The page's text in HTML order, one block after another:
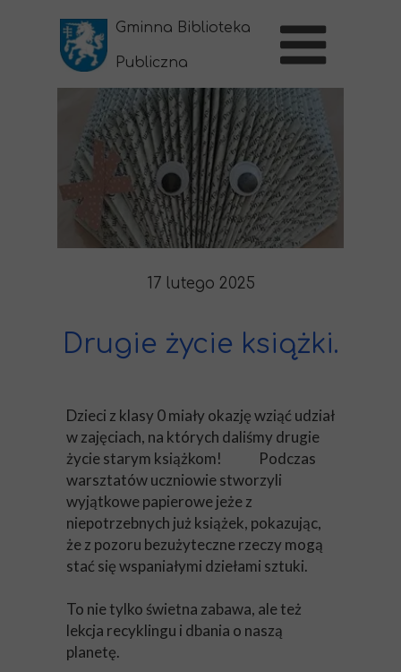
17 lutego 2025
Drugie życie książki.
Dzieci z klasy 0 miały okazję wziąć udział
w zajęciach, na których daliśmy drugie
życie starym książkom!
Podczas
warsztatów uczniowie stworzyli
wyjątkowe papierowe jeże z
niepotrzebnych już książek, pokazując,
że z pozoru bezużyteczne rzeczy mogą
stać się wspaniałymi dziełami sztuki.
To nie tylko świetna zabawa, ale też
lekcja recyklingu i dbania o naszą
planetę.
Gminna Biblioteka
Publiczna
w Sernikach